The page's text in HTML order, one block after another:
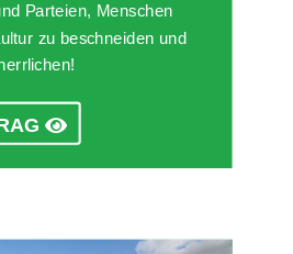
Parteien, Menschen
zu beschneiden und